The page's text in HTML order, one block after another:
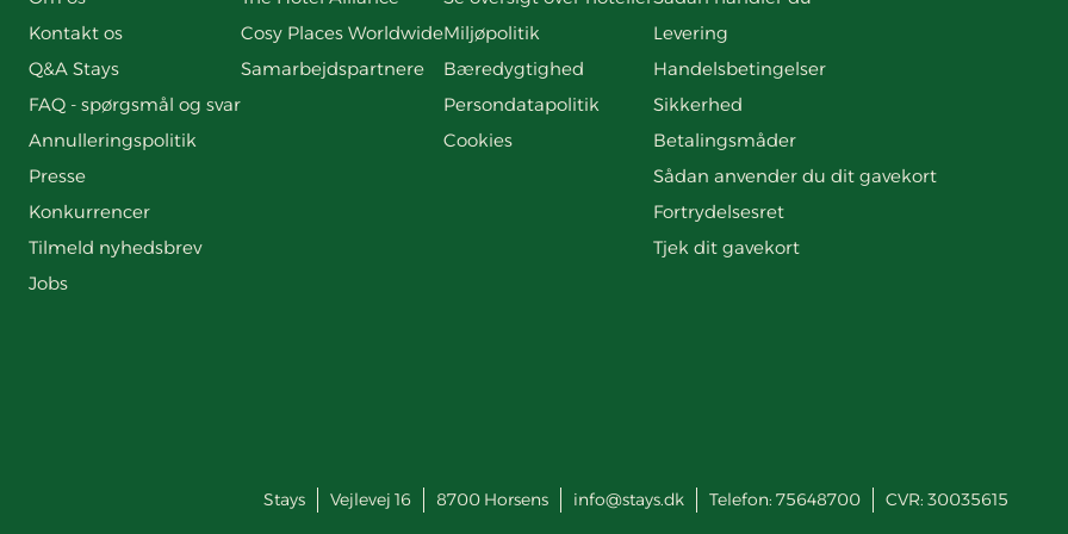
Kontakt os
Q&A Stays
FAQ - spørgsmål og svar
Annulleringspolitik
Presse
Konkurrencer
Tilmeld nyhedsbrev
Jobs
Cosy Places Worldwide
Samarbejdspartnere
Miljøpolitik
Bæredygtighed
Persondatapolitik
Cookies
Levering
Handelsbetingelser
Sikkerhed
Betalingsmåder
Sådan anvender du dit gavekort
Fortrydelsesret
Tjek dit gavekort
Stays Vejlevej 16 8700 Horsens info@stays.dk Telefon: 75648700 CVR: 30035615